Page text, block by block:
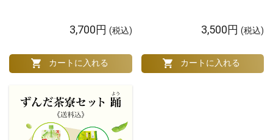
3,700円 (税込) 3,500円 (税込)